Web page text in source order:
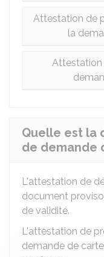
Attestation de
la
Attestation
Quelle est la
de demande
L'attestation de
document
de validité.
L'attestation de
demande de